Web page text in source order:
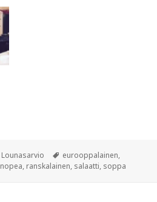
Categories
Lounasarvio Tags
eurooppalainen,
nopea, ranskalainen, salaatti, soppa